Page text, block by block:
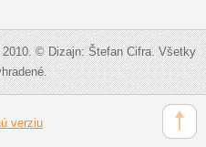
© Dizajn: Štefan Cifra. Všetky
verziu